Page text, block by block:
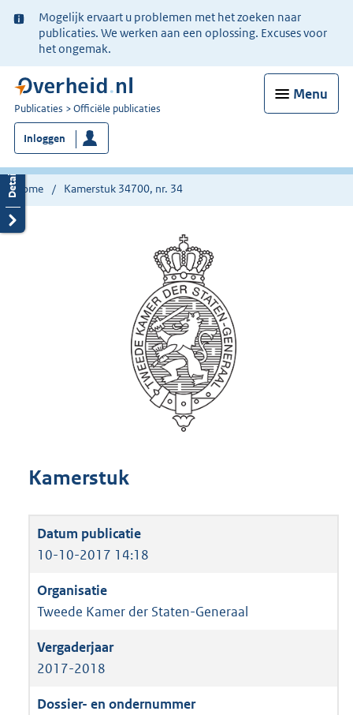
Ter
informatie:
Mogelijk ervaart u problemen met het zoeken naar
publicaties. We werken aan een oplossing. Excuses voor
het ongemak.
Menu
U
bent
nu
hier:
Publicaties Officiële publicaties
Inloggen
Home Kamerstuk 34700, nr. 34
Kamerstuk
10-10-2017 14:18
Tweede Kamer der Staten-Generaal
2017-2018